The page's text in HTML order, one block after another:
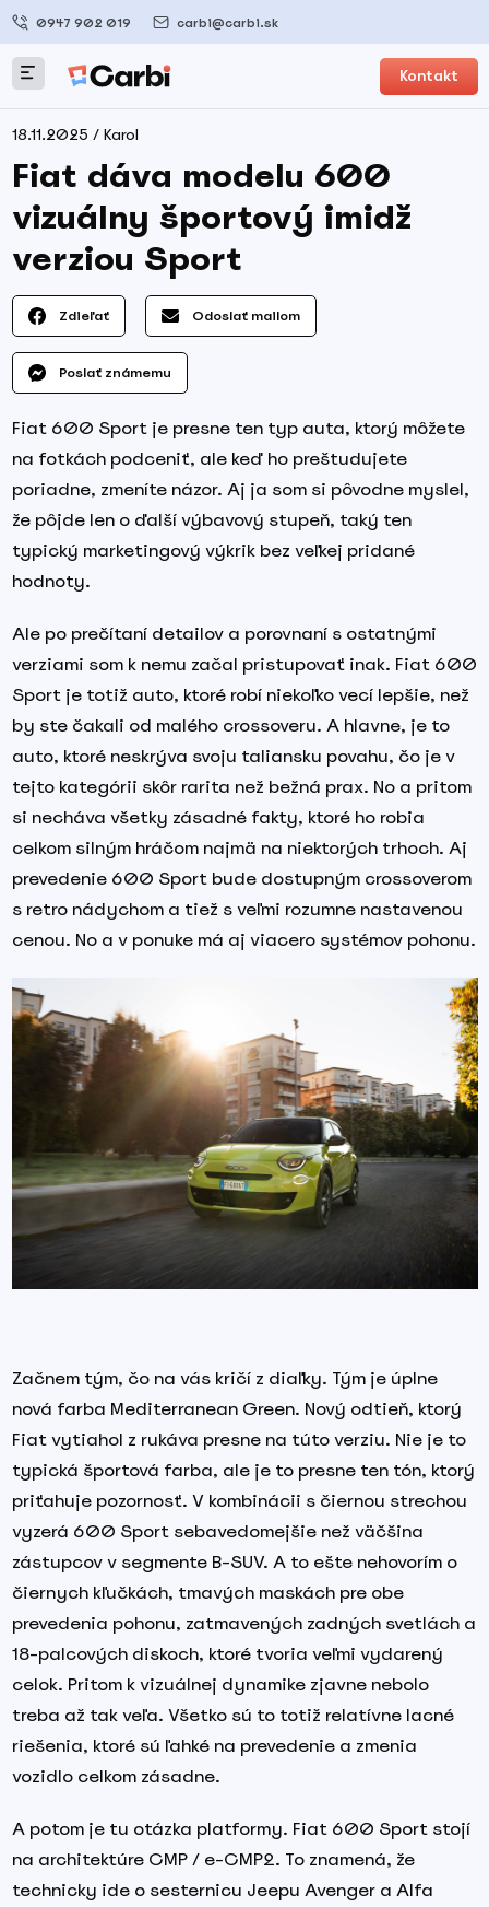
0947 902 019 carbi@carbi.sk
Kontakt
18.11.2025 / Karol
Fiat dáva modelu 600
vizuálny športový imidž
verziou Sport
Zdieľať Odoslať mailom
Poslať známemu
Fiat 600 Sport je presne ten typ auta, ktorý môžete
na fotkách podceniť, ale keď ho preštudujete
poriadne, zmeníte názor. Aj ja som si pôvodne myslel,
že pôjde len o ďalší výbavový stupeň, taký ten
typický marketingový výkrik bez veľkej pridané
hodnoty.
Ale po prečítaní detailov a porovnaní s ostatnými
verziami som k nemu začal pristupovať inak. Fiat 600
Sport je totiž auto, ktoré robí niekoľko vecí lepšie, než
by ste čakali od malého crossoveru. A hlavne, je to
auto, ktoré neskrýva svoju taliansku povahu, čo je v
tejto kategórii skôr rarita než bežná prax. No a pritom
si necháva všetky zásadné fakty, ktoré ho robia
celkom silným hráčom najmä na niektorých trhoch. Aj
prevedenie 600 Sport bude dostupným crossoverom
s retro nádychom a tiež s veľmi rozumne nastavenou
cenou. No a v ponuke má aj viacero systémov pohonu.
Začnem tým, čo na vás kričí z diaľky. Tým je úplne
nová farba Mediterranean Green. Nový odtieň, ktorý
Fiat vytiahol z rukáva presne na túto verziu. Nie je to
typická športová farba, ale je to presne ten tón, ktorý
priťahuje pozornosť. V kombinácii s čiernou strechou
vyzerá 600 Sport sebavedomejšie než väčšina
zástupcov v segmente B-SUV. A to ešte nehovorím o
čiernych kľučkách, tmavých maskách pre obe
prevedenia pohonu, zatmavených zadných svetlách a
18-palcových diskoch, ktoré tvoria veľmi vydarený
celok. Pritom k vizuálnej dynamike zjavne nebolo
treba až tak veľa. Všetko sú to totiž relatívne lacné
riešenia, ktoré sú ľahké na prevedenie a zmenia
vozidlo celkom zásadne.
A potom je tu otázka platformy. Fiat 600 Sport stojí
na architektúre CMP / e-CMP2. To znamená, že
technicky ide o sesternicu Jeepu Avenger a Alfa